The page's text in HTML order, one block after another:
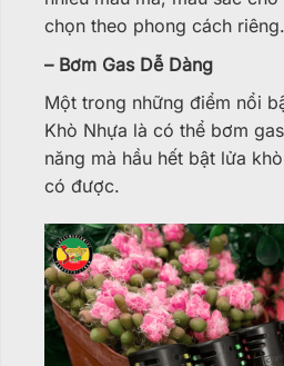
chọn theo phong cách riêng.
– Bơm Gas Dễ Dàng
Một trong những điểm nổi
Khò Nhựa là có thể bơm
năng mà hầu hết bật lửa
có được.